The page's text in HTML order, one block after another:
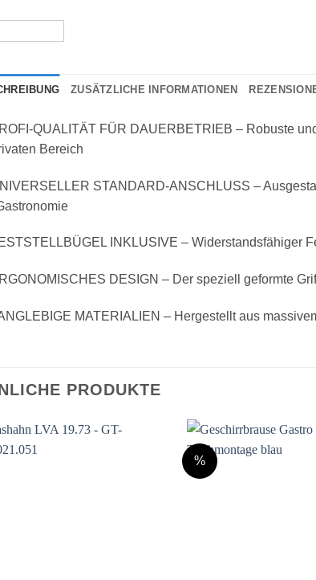
ZUSÄTZLICHE INFORMATIONEN
QUALITÄT FÜR DAUERBETRIEB – Robuste
Bereich
STANDARD-ANSCHLUSS –
INKLUSIVE – Widerstandsfähiger
DESIGN – Der speziell geformte
MATERIALIEN – Hergestellt aus
PRODUKTE
%